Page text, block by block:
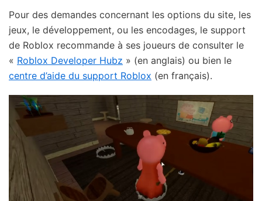
Pour des demandes concernant les options du site, les
jeux, le développement, ou les encodages, le support
de Roblox recommande à ses joueurs de consulter le
« Roblox Developer Hubz » (en anglais) ou bien le
centre d’aide du support Roblox (en français).